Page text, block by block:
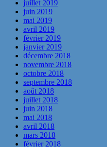
juillet 2019
juin 2019
mai 2019
avril 2019
février 2019
janvier 2019
décembre 2018
novembre 2018
octobre 2018
septembre 2018
août 2018
juillet 2018
juin 2018
mai 2018
avril 2018
mars 2018
février 2018